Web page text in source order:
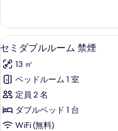
表
示
す
る
べ
て
の
写
真
を
表
Styler
Included)
の
細
セ
ミ
ダ
ブ
ル
ル
7
セミダブルルーム 禁煙
13 ㎡
ベッドルーム 1 室
定員 2 名
ダブルベッド 1 台
WiFi (無料)